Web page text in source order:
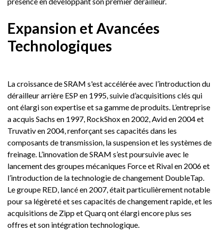
Expansion et Avancées
Technologiques
La croissance de SRAM s'est accélérée avec l’introduction du
dérailleur arrière ESP en 1995, suivie d’acquisitions clés qui
ont élargi son expertise et sa gamme de produits. L’entreprise
a acquis Sachs en 1997, RockShox en 2002, Avid en 2004 et
Truvativ en 2004, renforçant ses capacités dans les
composants de transmission, la suspension et les systèmes de
freinage. L’innovation de SRAM s’est poursuivie avec le
lancement des groupes mécaniques Force et Rival en 2006 et
l’introduction de la technologie de changement DoubleTap.
Le groupe RED, lancé en 2007, était particulièrement notable
pour sa légèreté et ses capacités de changement rapide, et les
acquisitions de Zipp et Quarq ont élargi encore plus ses
offres et son intégration technologique.